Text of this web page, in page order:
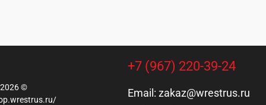
©
+7 (967) 220-39-24
Email: zakaz@wrestrus.ru